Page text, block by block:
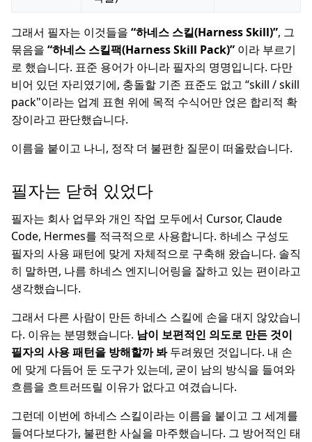
그래서 필자는 이것들을 “하네스 스킬(Harness Skill)”, 그
묶음을 “하네스 스킬팩(Harness Skill Pack)” 이라 부르기
로 했습니다. 표준 용어가 아니라 필자의 명명입니다. 다만
비어 있던 자리였기에, 충돌할 기존 표준도 없고 “skill / skill
pack"이라는 업계 표현 위에 목적 수식어만 얹은 합리적 확
장이라고 판단했습니다.
이름을 붙이고 나니, 정작 더 불편한 질문이 떠올랐습니다.
필자는 닫혀 있었다
필자는 회사 업무와 개인 작업 모두에서 Cursor, Claude
Code, Hermes를 적극적으로 사용합니다. 하네스 구성도
필자의 사용 패턴에 맞게 자체적으로 구축해 왔습니다. 솔직
히 말하면, 나름 하네스 엔지니어링을 잘하고 있는 편이라고
생각했습니다.
그래서 다른 사람이 만든 하네스 스킬에 손을 대지 않았습니
다. 이유는 분명했습니다. 남이 보편적인 의도로 만든 것이
필자의 사용 패턴을 방해할까 봐두려웠던 것입니다. 내 손
에 맞게 다듬어 둔 도구가 있는데, 굳이 남의 방식을 들여와
흐름을 흐트러뜨릴 이유가 없다고 여겼습니다.
그런데 이번에 하네스 스킬이라는 이름을 붙이고 그 세계를
들여다보다가, 불편한 사실을 마주했습니다. 그 방어적인 태